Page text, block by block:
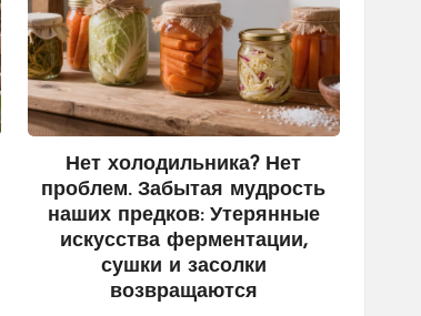
Нет холодильника? Нет
проблем. Забытая мудрость
наших предков: Утерянные
искусства ферментации,
сушки и засолки
возвращаются